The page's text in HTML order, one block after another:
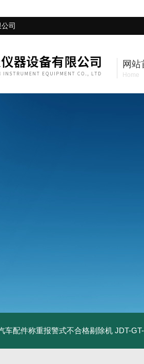
司
网站
Home
车配件称重报警式不合格剔除机 JDT-